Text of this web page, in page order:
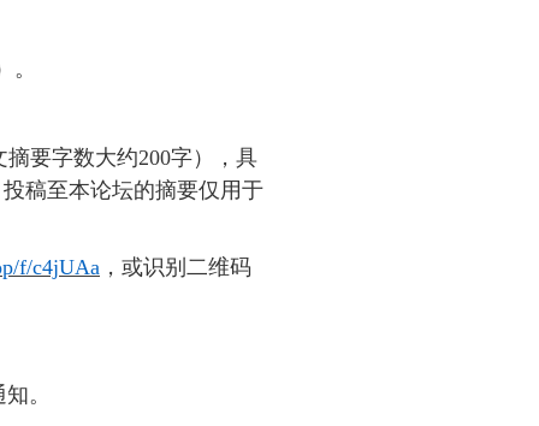
。
要字数大约200字），具
稿至本论坛的摘要仅用于
f/c4jUAa ，或识别二维码
。